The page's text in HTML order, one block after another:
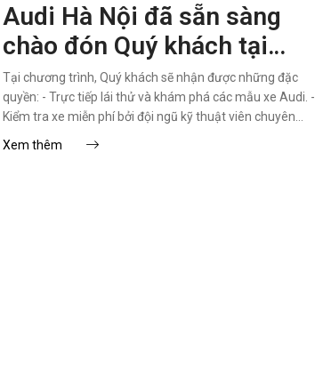
Audi Hà Nội đã sẵn sàng
chào đón Quý khách tại
Nghệ An với những trải
nghiệm sau tay lái đầy hứng
Tại chương trình, Quý khách sẽ nhận được những đặc
quyền: - Trực tiếp lái thử và khám phá các mẫu xe Audi. -
Kiểm tra xe miễn phí bởi đội ngũ kỹ thuật viên chuyên
Xem thêm